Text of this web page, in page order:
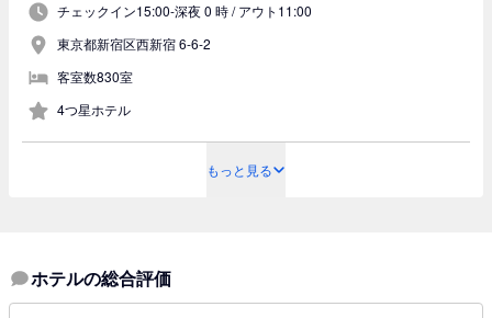
チェックイン15:00-深夜 0 時 /アウト11:00
東京都新宿区西新宿 6-6-2
客室数830室
4つ星ホテル
もっと見る
ホテルの総合評価